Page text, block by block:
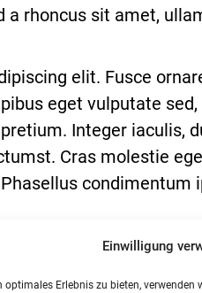
Einwilligung
optimales Erlebnis zu bieten, verwenden
rhoncus sit amet,
elit. Fusce
eget vulputate
Integer iaculis,
Cras molestie
condimentum